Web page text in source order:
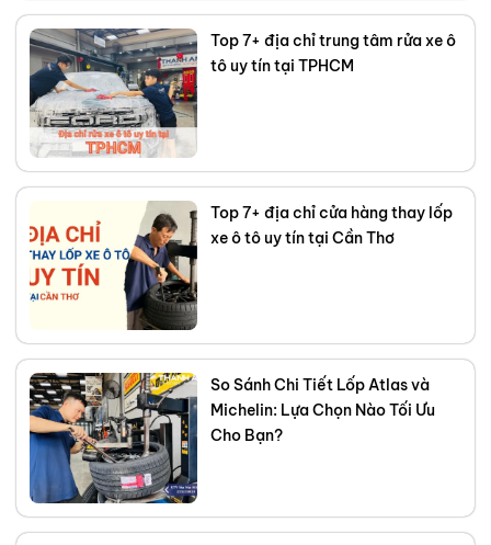
sách của bạn. Kết nối với tôi trên
Facebook ,TikTok, Youtube,
Top 7+ địa chỉ trung tâm rửa xe ô
tô uy tín tại TPHCM
Top 7+ địa chỉ cửa hàng thay lốp
xe ô tô uy tín tại Cần Thơ
So Sánh Chi Tiết Lốp Atlas và
Michelin: Lựa Chọn Nào Tối Ưu
Cho Bạn?